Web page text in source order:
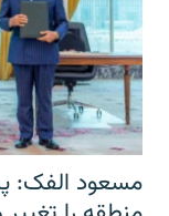
مسعود الفک: